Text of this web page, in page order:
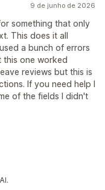
9 de junho de 2026
something that only
This does it all
a bunch of errors
one worked
reviews but this is
If you need help I
of the fields I didn't